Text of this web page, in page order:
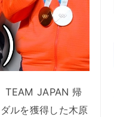
TEAM JAPAN 帰
ルを獲得した木原